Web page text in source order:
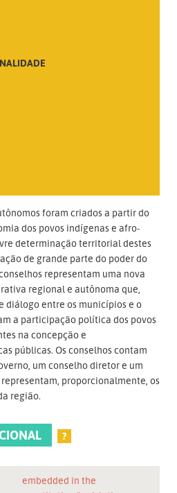
foram criados a partir do
dos povos indígenas e afro-
determinação territorial destes
de grande parte do poder do
representam uma nova
regional e autônoma que,
diálogo entre os municípios e o
a participação política dos povos
na concepção e
públicas. Os conselhos contam
um conselho diretor e um
proporcionalmente, os
região.
?
embedded in the